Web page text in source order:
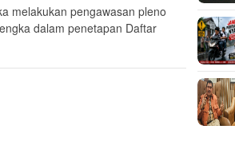
melakukan pengawasan pleno
dalam penetapan Daftar